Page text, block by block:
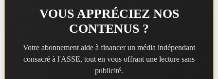
VOUS APPRÉCIEZ NOS
CONTENUS ?
Votre abonnement aide à financer un média indépendant
consacré à l'ASSE, tout en vous offrant une lecture sans
publicité.